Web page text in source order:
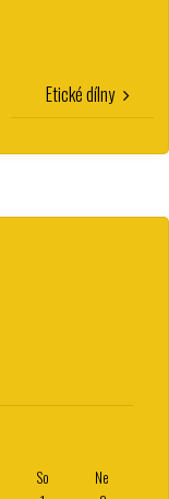
Etické dílny
So
Ne